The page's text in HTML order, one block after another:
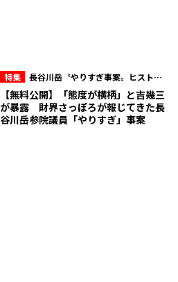
特集
長谷川岳〝やりすぎ事案〟ヒストリ
ー【無料公開】「態度が横柄」と吉幾三
が暴露 財界さっぽろが報じてきた長
谷川岳参院議員「やりすぎ」事案